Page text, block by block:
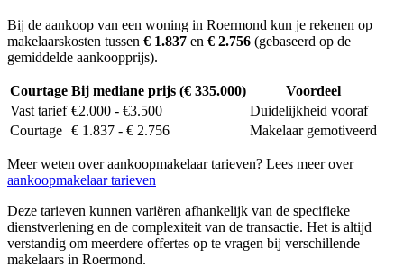
Bij de aankoop van een woning in Roermond kun je rekenen op
makelaarskosten tussen € 1.837 en € 2.756 (gebaseerd op de
gemiddelde aankoopprijs).
Courtage Bij mediane prijs (€ 335.000)
Voordeel
Vast tarief €2.000 - €3.500
Duidelijkheid vooraf
Courtage € 1.837 - € 2.756 Makelaar gemotiveerd
Meer weten over aankoopmakelaar tarieven? Lees meer over
aankoopmakelaar tarieven
Deze tarieven kunnen variëren afhankelijk van de specifieke
dienstverlening en de complexiteit van de transactie. Het is altijd
verstandig om meerdere offertes op te vragen bij verschillende
makelaars in Roermond.